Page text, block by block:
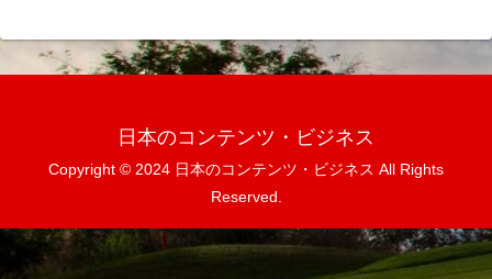
日本のコンテンツ・ビジネス
Copyright © 2024 日本のコンテンツ・ビジネス All Rights
Reserved.